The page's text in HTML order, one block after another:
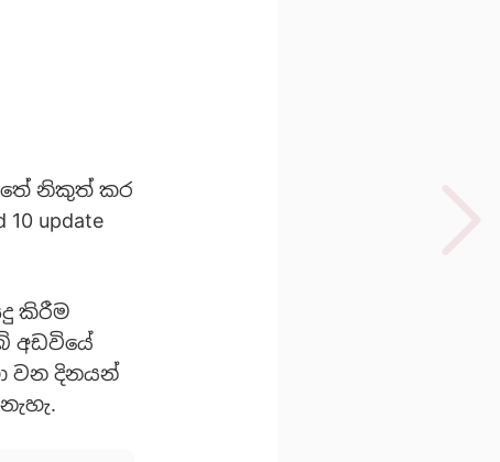
නිකුත් කර
update
කිරීම
අඩවියේ
වන දිනයන්